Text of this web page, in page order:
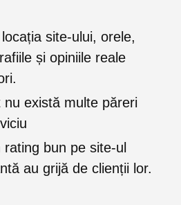
site-ului, orele,
și opiniile reale
există multe păreri
bun pe site-ul
au grijă de clienții lor.